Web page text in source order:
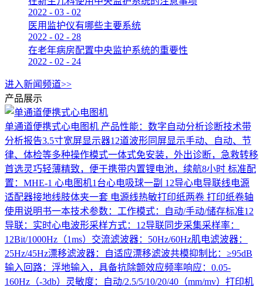
2022 - 03 - 02
医用监护仪有哪些主要系统
2022 - 02 - 28
在老年病房配置中央监护系统的重要性
2022 - 02 - 24
进入新闻频道>>
产品展示
单通道便携式心电图机 产品性能：数字自动分析诊断技术带
分析报告3.5寸宽屏显示器12道波形同屏显示手动、自动、节
律、体检等多种操作模式一体式免安装，外出诊断，急救转移
首选灵巧轻薄精致，便于携带内置锂电池，续航8小时 标准配
置：MHE-1 心电图机1台心电吸球一副 12导心电导联线电源
适配器接地线肢体夹一套 电源线热敏打印纸两卷 打印纸卷轴
使用说明书一本技术参数：工作模式：自动/手动/储存标准12
导联：实时心电波形采样方式：12导联同步采集采样率：
12Bit/1000Hz（1ms）交流滤波器：50Hz/60Hz肌电滤波器：
25Hz/45Hz漂移滤波器：自适应漂移滤波共模抑制比：≥95dB
输入回路：浮地输入，具备抗除颤效应频率响应：0.05-
160Hz（-3db）灵敏度：自动/2.5/5/10/20/40（mm/mv）打印机